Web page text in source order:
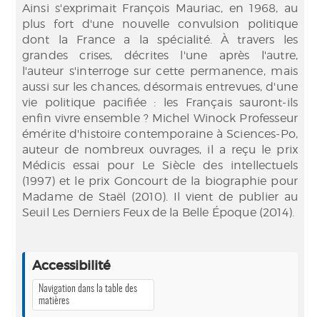
Ainsi s'exprimait François Mauriac, en 1968, au
plus fort d'une nouvelle convulsion politique
dont la France a la spécialité. À travers les
grandes crises, décrites l'une après l'autre,
l'auteur s'interroge sur cette permanence, mais
aussi sur les chances, désormais entrevues, d'une
vie politique pacifiée : les Français sauront-ils
enfin vivre ensemble ? Michel Winock Professeur
émérite d'histoire contemporaine à Sciences-Po,
auteur de nombreux ouvrages, il a reçu le prix
Médicis essai pour Le Siècle des intellectuels
(1997) et le prix Goncourt de la biographie pour
Madame de Staël (2010). Il vient de publier au
Seuil Les Derniers Feux de la Belle Époque (2014).
Accessibilité
Navigation dans la table des
matières